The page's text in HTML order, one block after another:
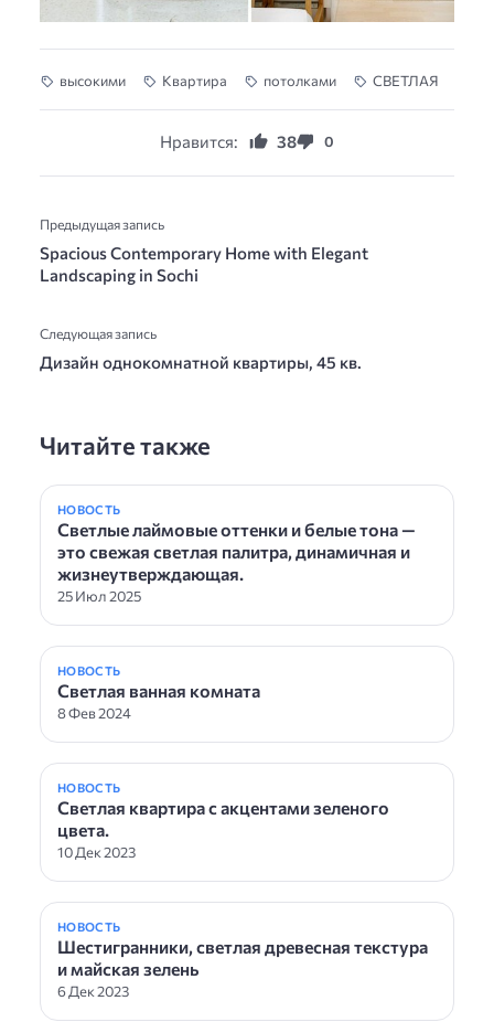
высокими Квартира потолками СВЕТЛАЯ
Нравится: 38 0
Предыдущая запись
Spacious Contemporary Home with Elegant
Landscaping in Sochi
Следующая запись
Дизайн однокомнатной квартиры, 45 кв.
Читайте также
НОВОСТЬ
Светлые лаймовые оттенки и белые тона —
это свежая светлая палитра, динамичная и
жизнеутверждающая.
25 Июл 2025
НОВОСТЬ
Светлая ванная комната
8 Фев 2024
НОВОСТЬ
Светлая квартира с акцентами зеленого
цвета.
10 Дек 2023
НОВОСТЬ
Шестигранники, светлая древесная текстура
и майская зелень
6 Дек 2023